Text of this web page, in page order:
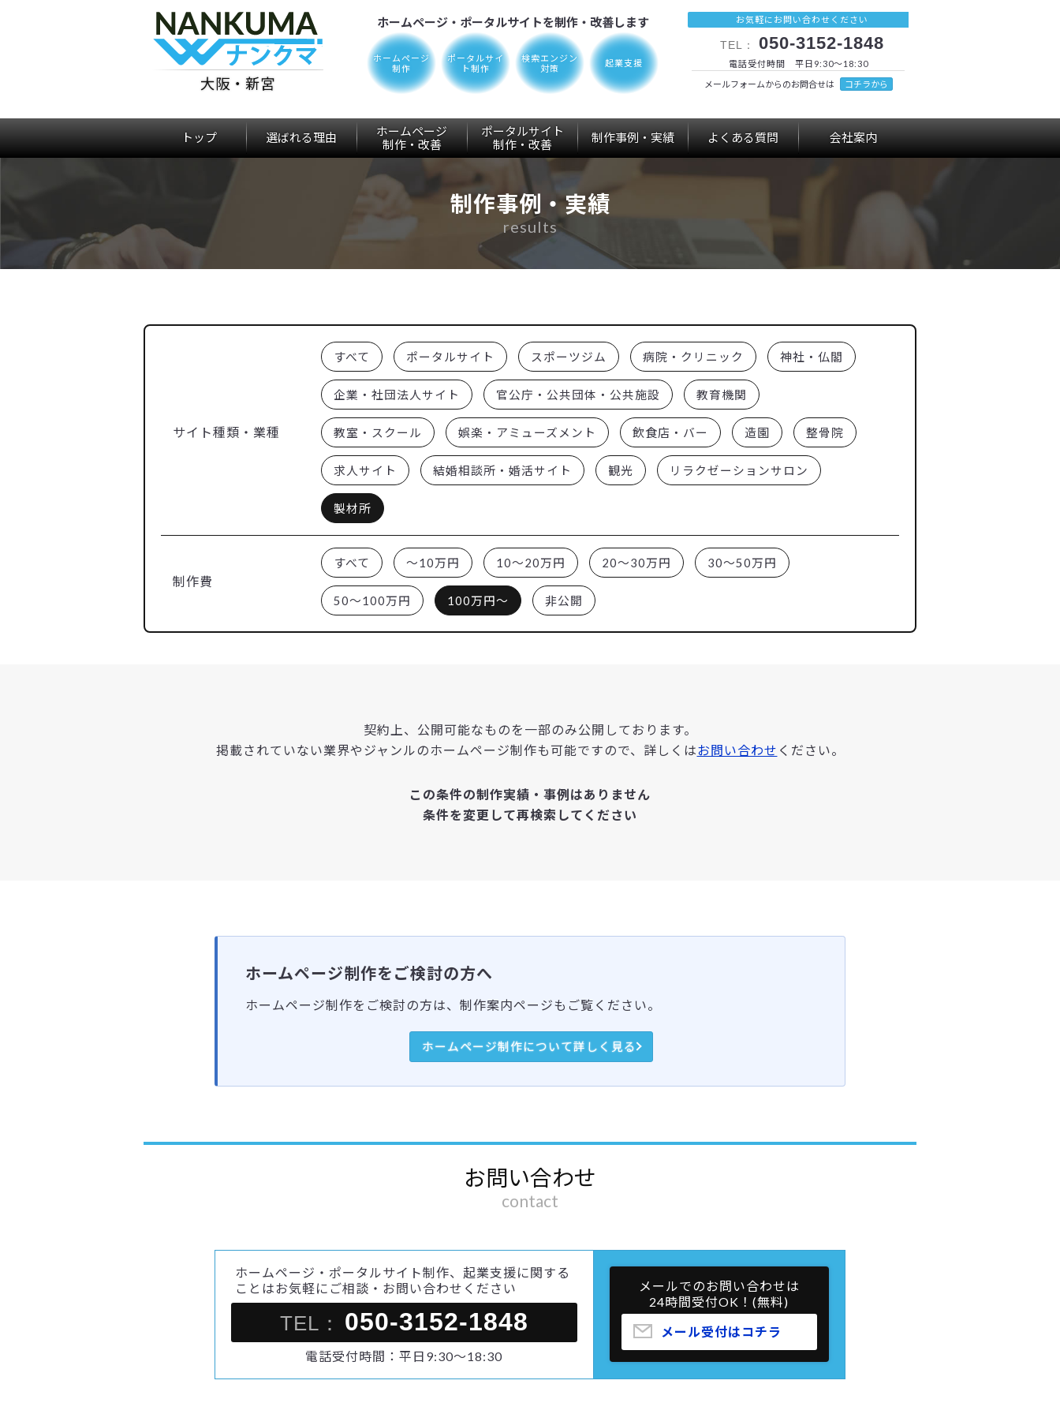
大阪・新宮
ホームページ・ポータルサイトを制作・改善します
ホームページ
制作
ポータルサイ
ト制作
検索エンジン
対策
起業支援
お気軽にお問い合わせください
TEL： 050-3152-1848
電話受付時間 平日9:30～18:30
メールフォームからのお問合せは
コチラから
トップ 選ばれる理由
ホームページ
制作・改善
ポータルサイト
制作・改善 制作事例・実績 よくある質問 会社案内
制作事例・実績
results
サイト種類・業種
すべて ポータルサイト スポーツジム 病院・クリニック 神社・仏閣
企業・社団法人サイト 官公庁・公共団体・公共施設 教育機関
教室・スクール 娯楽・アミューズメント 飲食店・バー 造園 整骨院
求人サイト 結婚相談所・婚活サイト 観光 リラクゼーションサロン
製材所
制作費
すべて ～10万円 10～20万円 20～30万円 30～50万円
50～100万円 100万円～ 非公開
契約上、公開可能なものを一部のみ公開しております。
掲載されていない業界やジャンルのホームページ制作も可能ですので、詳しくはお問い合わせ ください。
この条件の制作実績・事例はありません
条件を変更して再検索してください
ホームページ制作をご検討の方へ
ホームページ制作をご検討の方は、制作案内ページもご覧ください。
ホームページ制作について詳しく見る
お問い合わせ
contact
ホームページ・ポータルサイト制作、起業支援に関する
ことはお気軽にご相談・お問い合わせください
TEL： 050-3152-1848
電話受付時間：平日9:30～18:30
メールでのお問い合わせは
24時間受付OK！(無料)
メール受付はコチラ